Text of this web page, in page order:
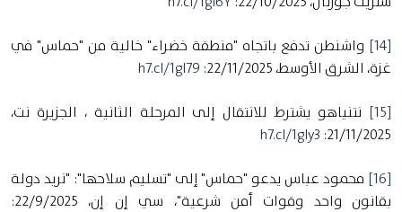
[14] واشنطن تدفع باتجاه "منطقة خضراء" خالية من "حماس" في
غزة، الشرق الأوسط، 22/11/2025:
h7.cl/1gl79
[15] نتنياهو يشترط للانتقال إلى المرحلة الثانية ، الجزيرة نت،
21/11/2025:
h7.cl/1gly3
[16] محمود عباس يدعو "حماس" إلى "تسليم سلاحها": "نريد دولة
بقانون واحد وقوات أمن شرعية"، سي إن إن، 22/9/2025: